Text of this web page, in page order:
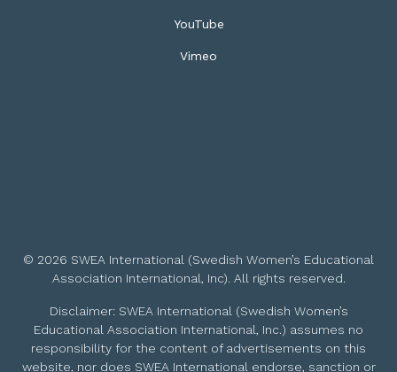
YouTube
Vimeo
© 2026 SWEA International (Swedish Women’s Educational
Association International, Inc). All rights reserved.
Disclaimer: SWEA International (Swedish Women’s
Educational Association International, Inc.) assumes no
responsibility for the content of advertisements on this
website, nor does SWEA International endorse, sanction or